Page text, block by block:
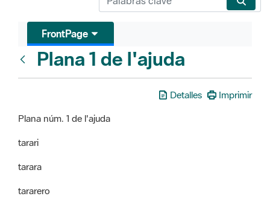
FrontPage
Plana 1 de l'ajuda
Detalles
Imprimir
Plana núm. 1 de l'ajuda
tarari
tarara
tararero